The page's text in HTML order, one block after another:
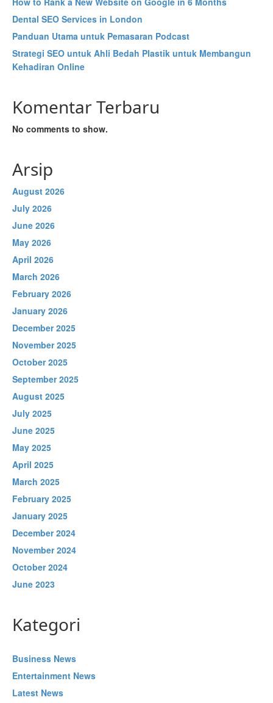
Dental SEO Services in London
Panduan Utama untuk Pemasaran Podcast
Strategi SEO untuk Ahli Bedah Plastik untuk Membangun
Kehadiran Online
Komentar Terbaru
No comments to show.
Arsip
August 2026
July 2026
June 2026
May 2026
April 2026
March 2026
February 2026
January 2026
December 2025
November 2025
October 2025
September 2025
August 2025
July 2025
June 2025
May 2025
April 2025
March 2025
February 2025
January 2025
December 2024
November 2024
October 2024
June 2023
Kategori
Business News
Entertainment News
Latest News